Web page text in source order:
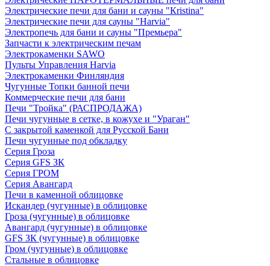
Электрические печи для бани и сауны "Кristina"
Электрические печи для сауны "Harvia"
Электропечь для бани и сауны "Премьера"
Запчасти к электрическим печам
Электрокаменки SAWO
Пульты Управления Harvia
Электрокаменки Финляндия
Чугунные Топки банной печи
Коммерческие печи для бани
Печи "Тройка" (РАСПРОДАЖА)
Печи чугунные в сетке, в кожухе и "Ураган"
С закрытой каменкой для Русской Бани
Печи чугунные под обкладку
Серия Гроза
Серия GFS ЗК
Серия ГРОМ
Серия Авангард
Печи в каменной облицовке
Искандер (чугунные) в облицовке
Гроза (чугунные) в облицовке
Авангард (чугунные) в облицовке
GFS ЗК (чугунные) в облицовке
Гром (чугунные) в облицовке
Стальные в облицовке